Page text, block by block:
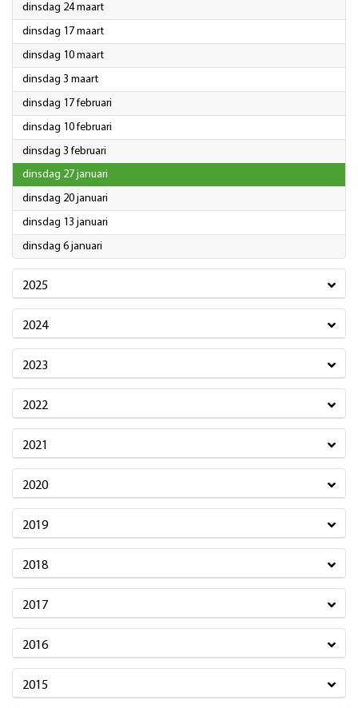
dinsdag 24 maart2026
dinsdag 17 maart2026
dinsdag 10 maart2026
dinsdag 3 maart2026
dinsdag 17 februari
dinsdag 10 februari
dinsdag 3 februari
dinsdag 27 januari
dinsdag 20 januari
dinsdag 13 januari
dinsdag 6 januari
2025
2024
2023
2022
2021
2020
2019
2018
2017
2016
2015